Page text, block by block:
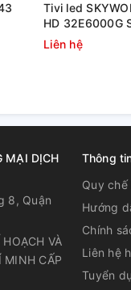
sâu, độ
và
giúp hình ảnh được
hơn. Khi tivi được
giải trí vô cùng ấn
Tivi led
HD 32E6000G
TV
Liên hệ
MẠI DỊCH
8, Quận
VÀ
MINH CẤP
Thông
Quy
Hướng
Chính
Liên hệ
Tuyển